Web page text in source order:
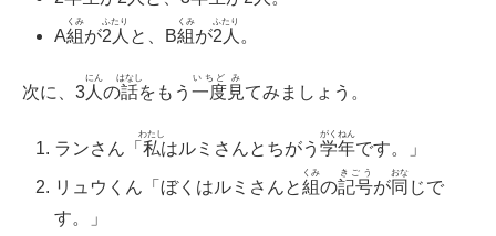
A組
くみ
が2人
ふたり
と、B組
くみ
が2人
ふたり
。
次に、3 人
にん
の話
はなし
をもう 一度
いちど
見
み
てみましょう。
ランさん「私
わたし
はルミさんとちがう学年
がくねん
です。」
リュウくん「ぼくはルミさんと組
くみ
の記号
きごう
が同
おな
じで
す。」